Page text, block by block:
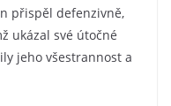
přispěl defenzivně,
ukázal své útočné
jeho všestrannost a